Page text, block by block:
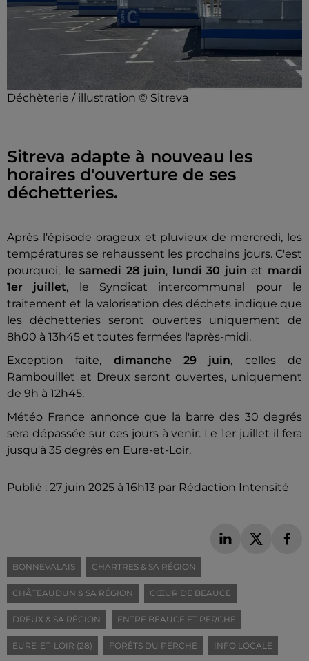
Déchèterie / illustration © Sitreva
Sitreva adapte à nouveau les
horaires d'ouverture de ses
déchetteries.
Après l'épisode orageux et pluvieux de mercredi, les
températures se rehaussent les prochains jours. C'est
pourquoi, le samedi 28 juin, lundi 30 juin et mardi
1er juillet, le Syndicat intercommunal pour le
traitement et la valorisation des déchets indique que
les déchetteries seront ouvertes uniquement de
8h00 à 13h45 et toutes fermées l'après-midi.
Exception faite, dimanche 29 juin, celles de
Rambouillet et Dreux seront ouvertes, uniquement
de 9h à 12h45.
Météo France annonce que la barre des 30 degrés
sera dépassée sur ces jours à venir. Le 1er juillet il fera
jusqu'à 35 degrés en Eure-et-Loir.
Publié : 27 juin 2025 à 16h13 par Rédaction Intensité
BONNEVALAIS CHARTRES & SA RÉGION
CHÂTEAUDUN & SA RÉGION CŒUR DE BEAUCE
DREUX & SA RÉGION ENTRE BEAUCE ET PERCHE
EURE-ET-LOIR (28) FORÊTS DU PERCHE INFO LOCALE